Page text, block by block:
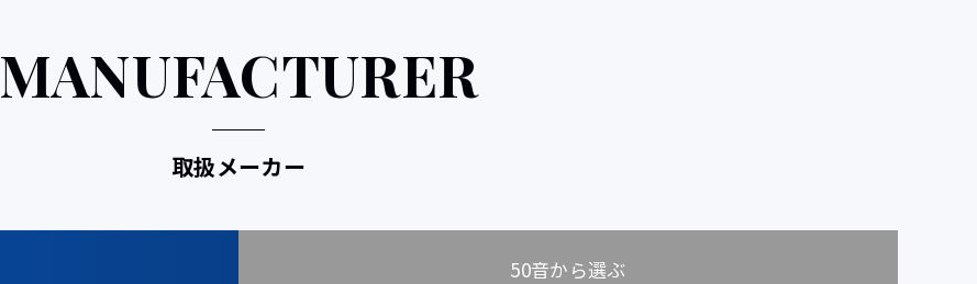
MANUFACTURER
取扱メーカー
50音から選ぶ